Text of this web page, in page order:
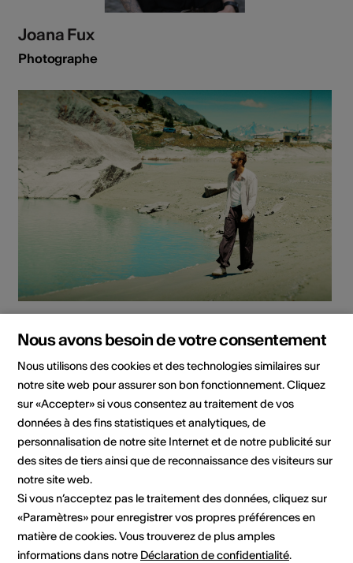
Joana Fux
Photographe
Musique, musique actuelle, musique populaire
Nous avons besoin de votre consentement
Nous utilisons des cookies et des technologies similaires sur
notre site web pour assurer son bon fonctionnement. Cliquez
sur «Accepter» si vous consentez au traitement de vos
données à des fins statistiques et analytiques, de
personnalisation de notre site Internet et de notre publicité sur
des sites de tiers ainsi que de reconnaissance des visiteurs sur
notre site web.
Si vous n’acceptez pas le traitement des données, cliquez sur
«Paramètres» pour enregistrer vos propres préférences en
matière de cookies. Vous trouverez de plus amples
informations dans notre Déclaration de confidentialité.